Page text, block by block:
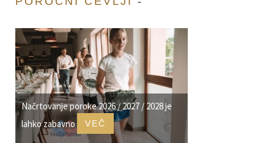
Načrtovanje poroke 2026 / 2027 / 2028 je
lahko zabavno
VEČ